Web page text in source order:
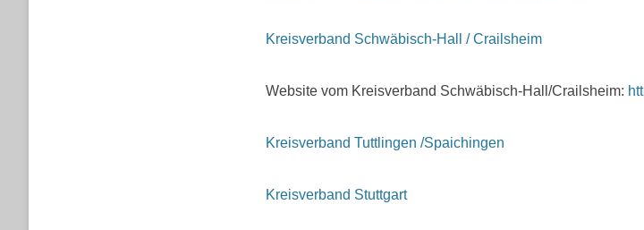
Kreisverband Schwäbisch-Hall / Crailsheim
Website vom Kreisverband Schwäbisch-Hall/Crailsheim:
Kreisverband Tuttlingen /Spaichingen
Kreisverband Stuttgart